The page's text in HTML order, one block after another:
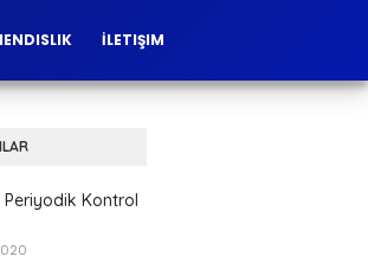
İLETIŞIM
Periyodik Kontrol